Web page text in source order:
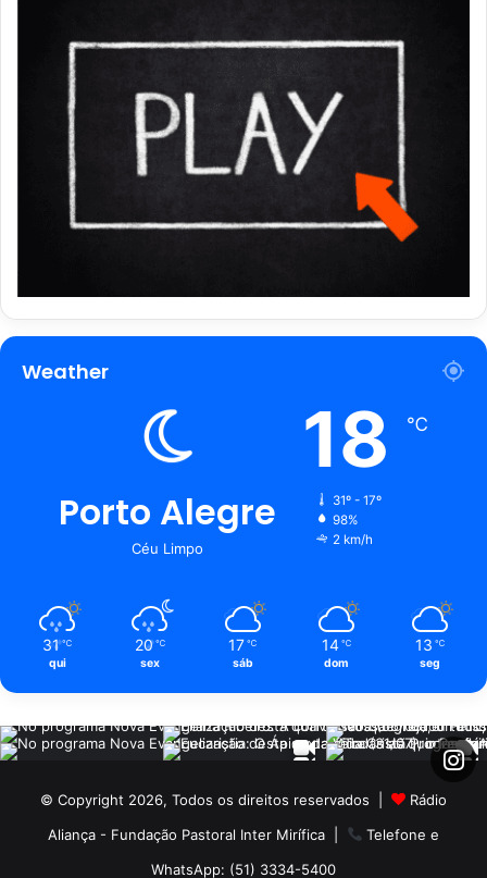
Weather
Porto Alegre
Céu Limpo
18 ℃
31º - 17º
98%
2 km/h
31 ℃
qui
20 ℃
sex
17 ℃
sáb
14 ℃
dom
13 ℃
seg
© Copyright 2026, Todos os direitos reservados |
Rádio
Aliança - Fundação Pastoral Inter Mirífica|
Telefone e
WhatsApp: (51) 3334-5400